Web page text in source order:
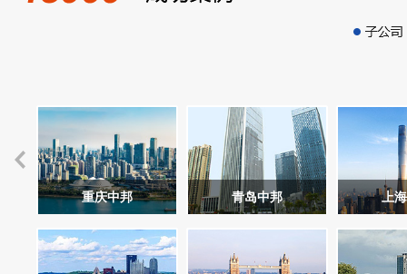
重庆中邦 青岛中邦 上